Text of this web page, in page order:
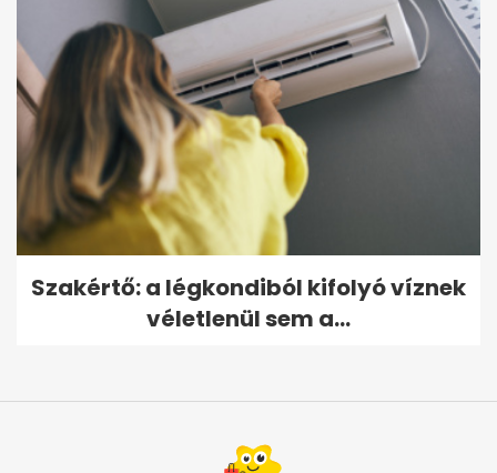
Szakértő: a légkondiból kifolyó víznek
véletlenül sem a...